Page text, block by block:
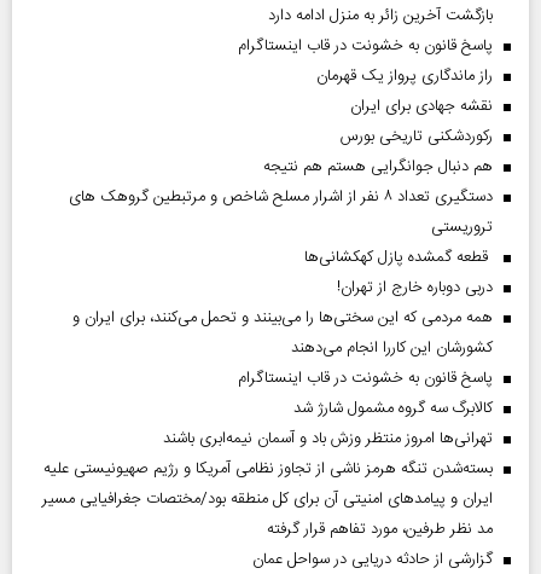
بازگشت آخرین زائر به منزل ادامه دارد
پاسخ قانون به خشونت در قاب اینستاگرام
راز ماندگاری پرواز یک قهرمان
نقشه جهادی برای ایران
رکوردشکنی تاریخی بورس
هم دنبال جوانگرایی هستم هم نتیجه
دستگیری تعداد ۸ نفر از اشرار مسلح شاخص و مرتبطین گروهک های
تروریستی
قطعه گمشده پازل کهکشانی‌ها
دربی دوباره خارج از تهران!
همه مردمی که این سختی‌ها را می‌بینند و تحمل می‌کنند، برای ایران و
کشورشان این کاررا انجام می‌دهند
پاسخ قانون به خشونت در قاب اینستاگرام
کالابرگ سه گروه مشمول شارژ شد
تهرانی‌ها امروز منتظر وزش باد و آسمان نیمه‌ابری باشند
بسته‌شدن تنگه هرمز ناشی از تجاوز نظامی آمریکا و رژیم صهیونیستی علیه
ایران و پیامد‌های امنیتی آن برای کل منطقه بود/مختصات جغرافیایی مسیر
مد نظر طرفین، مورد تفاهم قرار گرفته
گزارشی از حادثه دریایی در سواحل عمان